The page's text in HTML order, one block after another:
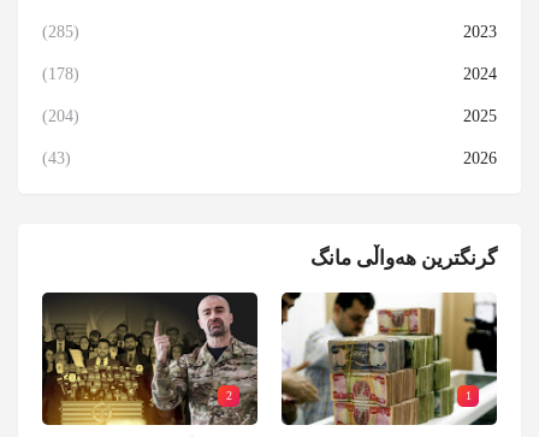
2023
(285)
2024
(178)
2025
(204)
2026
(43)
گرنگترین هەواڵی مانگ
1
2